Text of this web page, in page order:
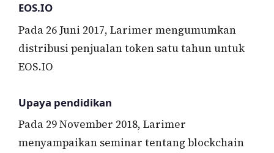
EOS.IO
Pada 26 Juni 2017, Larimer mengumumkan
distribusi penjualan token satu tahun untuk
EOS.IO
Upaya pendidikan
Pada 29 November 2018, Larimer
menyampaikan seminar tentang blockchain